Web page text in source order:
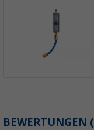
BEWERTUNGEN